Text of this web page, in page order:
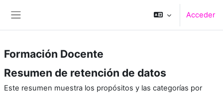
Acceder
Formación Docente
Resumen de retención de datos
Este resumen muestra los propósitos y las categorías por